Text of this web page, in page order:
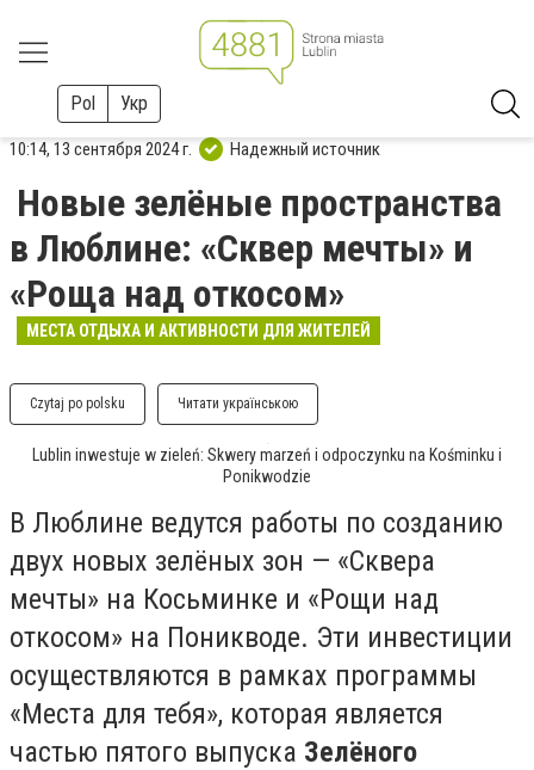
Pol Укр
10:14, 13 сентября 2024 г. Надежный источник
Новые зелёные пространства
в Люблине: «Сквер мечты» и
«Роща над откосом»
МЕСТА ОТДЫХА И АКТИВНОСТИ ДЛЯ ЖИТЕЛЕЙ
Czytaj po polsku Читати українською
Lublin inwestuje w zieleń: Skwery marzeń i odpoczynku na Kośminku i
Ponikwodzie
В Люблине ведутся работы по созданию
двух новых зелёных зон — «Сквера
мечты» на Косьминке и «Рощи над
откосом» на Поникводе. Эти инвестиции
осуществляются в рамках программы
«Места для тебя», которая является
частью пятого выпуска Зелёного